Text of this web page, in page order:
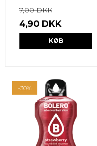
7,00 DKK
4,90 DKK
KØB
-30%